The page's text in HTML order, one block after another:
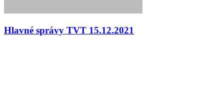
Hlavné správy TVT 15.12.2021